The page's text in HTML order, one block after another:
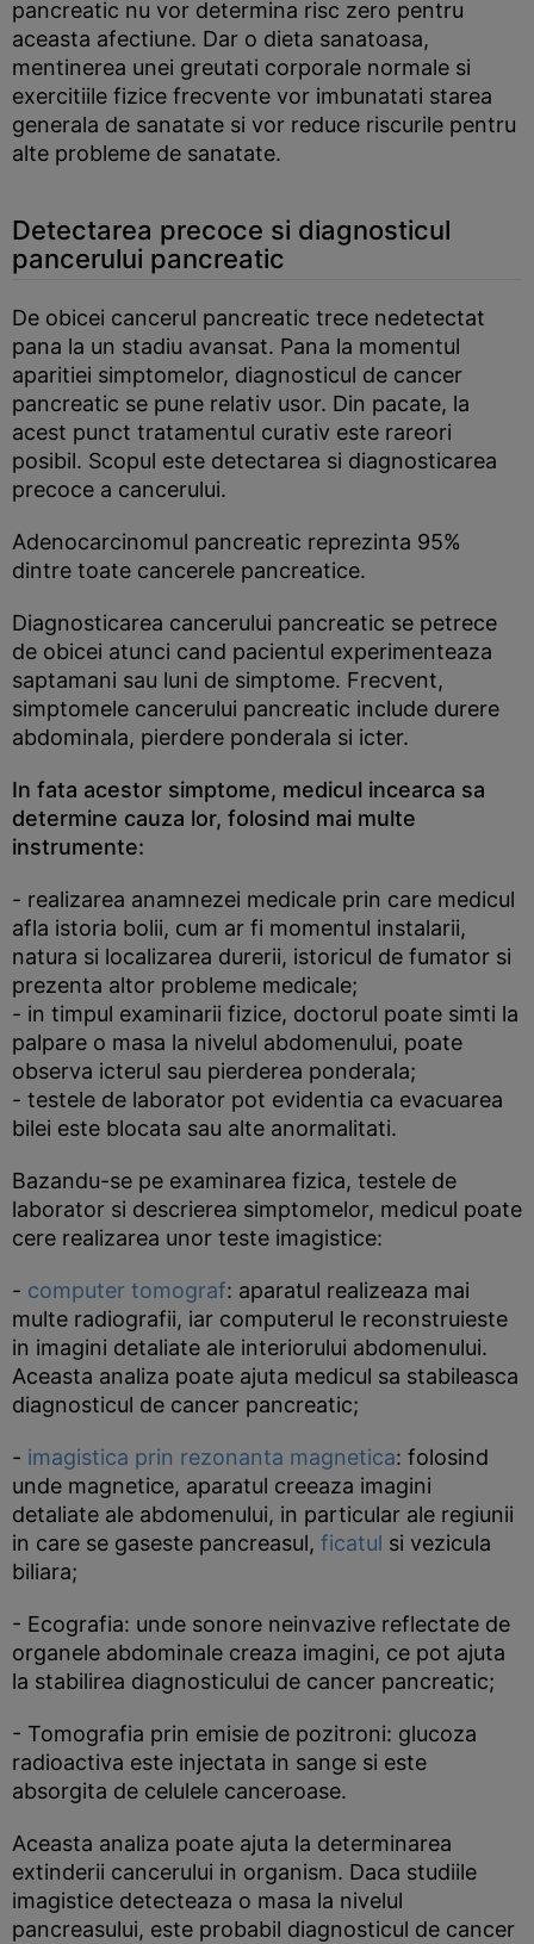
pancreatic nu vor determina risc zero pentru
aceasta afectiune. Dar o dieta sanatoasa,
mentinerea unei greutati corporale normale si
exercitiile fizice frecvente vor imbunatati starea
generala de sanatate si vor reduce riscurile pentru
alte probleme de sanatate.
Detectarea precoce si diagnosticul
pancerului pancreatic
De obicei cancerul pancreatic trece nedetectat
pana la un stadiu avansat. Pana la momentul
aparitiei simptomelor, diagnosticul de cancer
pancreatic se pune relativ usor. Din pacate, la
acest punct tratamentul curativ este rareori
posibil. Scopul este detectarea si diagnosticarea
precoce a cancerului.
Adenocarcinomul pancreatic reprezinta 95%
dintre toate cancerele pancreatice.
Diagnosticarea cancerului pancreatic se petrece
de obicei atunci cand pacientul experimenteaza
saptamani sau luni de simptome. Frecvent,
simptomele cancerului pancreatic include durere
abdominala, pierdere ponderala si icter.
In fata acestor simptome, medicul incearca sa
determine cauza lor, folosind mai multe
instrumente:
- realizarea anamnezei medicale prin care medicul
afla istoria bolii, cum ar fi momentul instalarii,
natura si localizarea durerii, istoricul de fumator si
prezenta altor probleme medicale;
- in timpul examinarii fizice, doctorul poate simti la
palpare o masa la nivelul abdomenului, poate
observa icterul sau pierderea ponderala;
- testele de laborator pot evidentia ca evacuarea
bilei este blocata sau alte anormalitati.
Bazandu-se pe examinarea fizica, testele de
laborator si descrierea simptomelor, medicul poate
cere realizarea unor teste imagistice:
- computer tomograf: aparatul realizeaza mai
multe radiografii, iar computerul le reconstruieste
in imagini detaliate ale interiorului abdomenului.
Aceasta analiza poate ajuta medicul sa stabileasca
diagnosticul de cancer pancreatic;
- imagistica prin rezonanta magnetica: folosind
unde magnetice, aparatul creeaza imagini
detaliate ale abdomenului, in particular ale regiunii
in care se gaseste pancreasul, ficatul si vezicula
biliara;
- Ecografia: unde sonore neinvazive reflectate de
organele abdominale creaza imagini, ce pot ajuta
la stabilirea diagnosticului de cancer pancreatic;
- Tomografia prin emisie de pozitroni: glucoza
radioactiva este injectata in sange si este
absorgita de celulele canceroase.
Aceasta analiza poate ajuta la determinarea
extinderii cancerului in organism. Daca studiile
imagistice detecteaza o masa la nivelul
pancreasului, este probabil diagnosticul de cancer